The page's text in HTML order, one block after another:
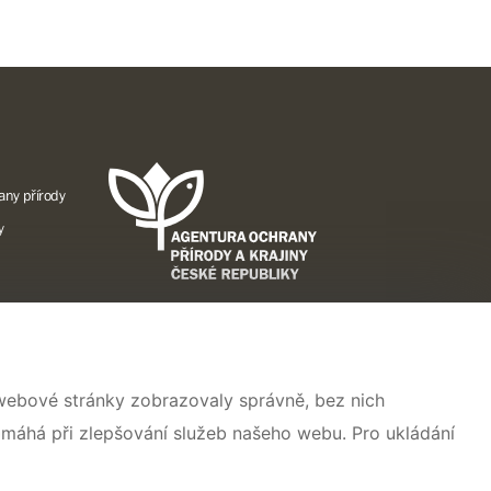
přírody
pro
stránky zobrazovaly správně, bez nich
při zlepšování služeb našeho webu. Pro ukládání